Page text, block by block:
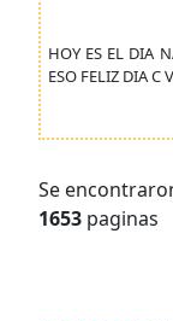
HOY ES EL DIA
ESO FELIZ DIA C
Se
1653 paginas